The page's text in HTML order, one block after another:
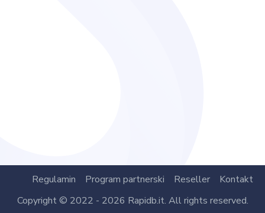
Regulamin Program partnerski Reseller
Kontakt
Copyright © 2022 - 2026 Rapidb.it. All rights reserved.